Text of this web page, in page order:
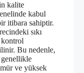
kalite
kabul
itibara sahiptir.
sıkı
Bu nedenle,
ve yüksek